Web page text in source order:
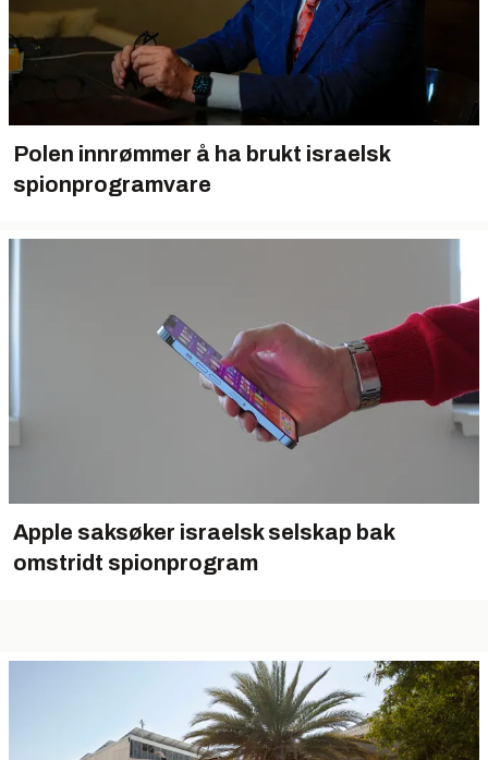
Polen innrømmer å ha brukt israelsk
spionprogramvare
Apple saksøker israelsk selskap bak
omstridt spionprogram